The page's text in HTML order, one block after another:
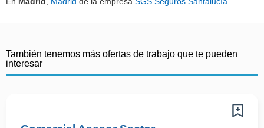
También tenemos más ofertas de trabajo que te pueden
interesar